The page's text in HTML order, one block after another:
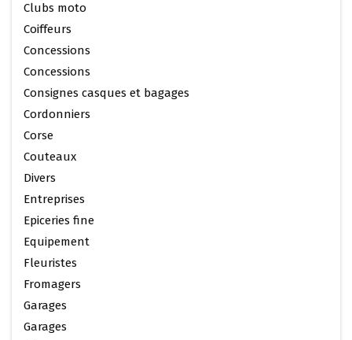
Clubs moto
Coiffeurs
Concessions
Concessions
Consignes casques et bagages
Cordonniers
Corse
Couteaux
Divers
Entreprises
Epiceries fine
Equipement
Fleuristes
Fromagers
Garages
Garages